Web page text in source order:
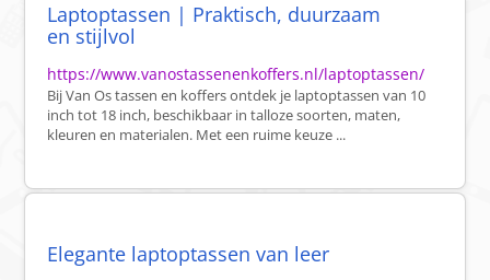
Laptoptassen | Praktisch, duurzaam
en stijlvol
https://www.vanostassenenkoffers.nl/laptoptassen/
Bij Van Os tassen en koffers ontdek je laptoptassen van 10
inch tot 18 inch, beschikbaar in talloze soorten, maten,
kleuren en materialen. Met een ruime keuze ...
Elegante laptoptassen van leer